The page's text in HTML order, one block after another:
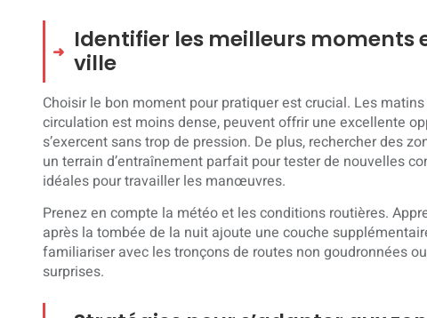
Identifier les meilleurs moments
ville
Choisir le bon moment pour pratiquer est crucial. Les
circulation est moins dense, peuvent offrir une excellente
s’exercent sans trop de pression. De plus, rechercher des
un terrain d’entraînement parfait pour tester de nouvelles
idéales pour travailler les manœuvres.
Prenez en compte la météo et les conditions routières.
après la tombée de la nuit ajoute une couche
familiariser avec les tronçons de routes non goudronnées
surprises.